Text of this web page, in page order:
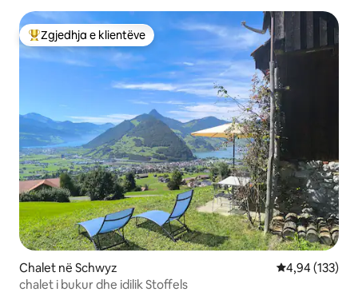
Më të mirat e zgjedhjeve të klientëve
Zgjedhja e klientëve
Chalet në Schwyz Vlerësimi
4,94 (133)
chalet i bukur dhe idilik Stoffels